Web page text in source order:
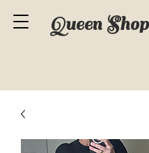
Queen Shop